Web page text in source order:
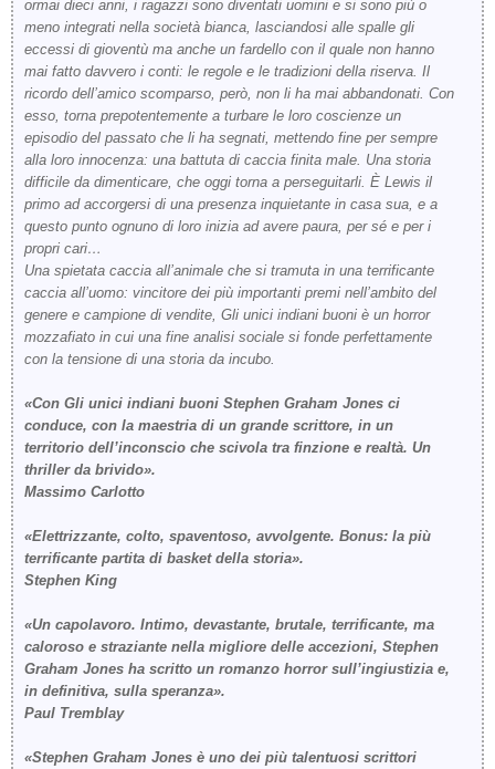
ormai dieci anni, i ragazzi sono diventati uomini e si sono più o
meno integrati nella società bianca, lasciandosi alle spalle gli
eccessi di gioventù ma anche un fardello con il quale non hanno
mai fatto davvero i conti: le regole e le tradizioni della riserva. Il
ricordo dell’amico scomparso, però, non li ha mai abbandonati. Con
esso, torna prepotentemente a turbare le loro coscienze un
episodio del passato che li ha segnati, mettendo fine per sempre
alla loro innocenza: una battuta di caccia finita male. Una storia
difficile da dimenticare, che oggi torna a perseguitarli. È Lewis il
primo ad accorgersi di una presenza inquietante in casa sua, e a
questo punto ognuno di loro inizia ad avere paura, per sé e per i
propri cari…
Una spietata caccia all’animale che si tramuta in una terrificante
caccia all’uomo: vincitore dei più importanti premi nell’ambito del
genere e campione di vendite, Gli unici indiani buoni è un horror
mozzafiato in cui una fine analisi sociale si fonde perfettamente
con la tensione di una storia da incubo.
«Con Gli unici indiani buoni Stephen Graham Jones ci
conduce, con la maestria di un grande scrittore, in un
territorio dell’inconscio che scivola tra finzione e realtà. Un
thriller da brivido».
Massimo Carlotto
«Elettrizzante, colto, spaventoso, avvolgente. Bonus: la più
terrificante partita di basket della storia».
Stephen King
«Un capolavoro. Intimo, devastante, brutale, terrificante, ma
caloroso e straziante nella migliore delle accezioni, Stephen
Graham Jones ha scritto un romanzo horror sull’ingiustizia e,
in definitiva, sulla speranza».
Paul Tremblay
«Stephen Graham Jones è uno dei più talentuosi scrittori